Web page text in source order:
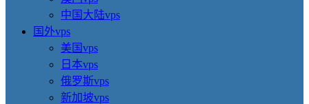
中国大陆vps
国外vps
美国vps
日本vps
俄罗斯vps
新加坡vps